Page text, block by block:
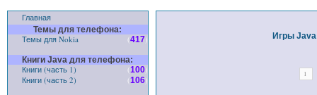
Главная
Темы для телефона:
Темы для Nokia (417)
Книги Java для телефона:
Книги (часть 1) (100)
Книги (часть 2)
(106)
Игры
1